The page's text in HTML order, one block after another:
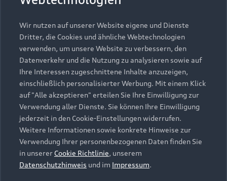
Elektromodelle
Plug-in-Hybride
Neuwagensuche
Gebrauchtwagensuche
Gebrauchtwagen
Finanzierung
Aktionen & Angebote
Geschäftskunden
Saisonale Angebote
Audi Services
Garantie
Audi digital services
myAudi
Support
Kundenservice
Händlersuche
Audi Code
Häufige Fragen (FAQ)
Audi Online Beratung
Über Audi
Unternehmen
Karriere
Investor Relations
Presse & Media Center
© 2026 AUDI AG. Alle Rechte vorbehalten
Wir nutzen auf unserer Website eigene und Dienste
Dritter, die Cookies und ähnliche Webtechnologien
verwenden, um unsere Website zu verbessern, den
Datenverkehr und die Nutzung zu analysieren sowie auf
Ihre Interessen zugeschnittene Inhalte anzuzeigen,
einschließlich personalisierter Werbung. Mit einem Klick
auf "Alle akzeptieren" erteilen Sie Ihre Einwilligung zur
Verwendung aller Dienste. Sie können Ihre Einwilligung
jederzeit in den Cookie-Einstellungen widerrufen.
Weitere Informationen sowie konkrete Hinweise zur
Verwendung Ihrer personenbezogenen Daten finden Sie
in unserer Cookie Richtlinie, unserem
Datenschutzhinweis und im Impressum.